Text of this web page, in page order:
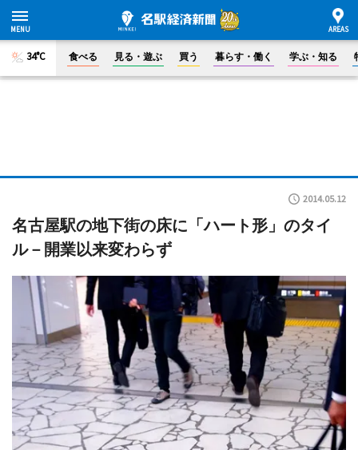
34°C 食べる 見る・遊ぶ 買う 暮らす・働く 学ぶ・知る
2014.05.12
名古屋駅の地下街の床に「ハート形」のタイ
ル－開業以来変わらず